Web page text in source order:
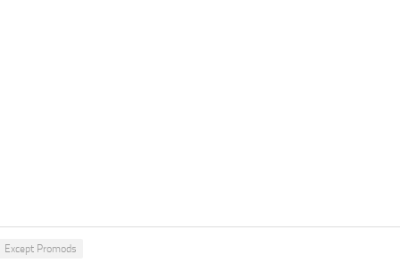
Except Promods